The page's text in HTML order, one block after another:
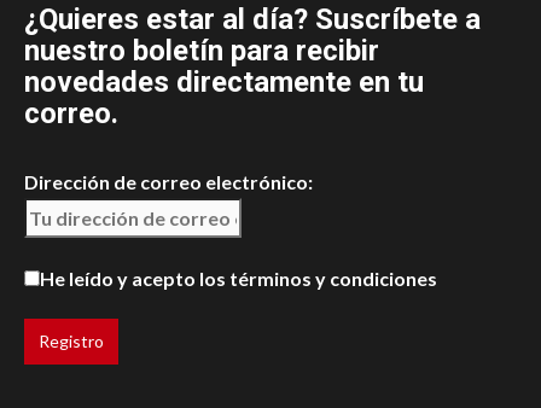
¿Quieres estar al día? Suscríbete a
nuestro boletín para recibir
novedades directamente en tu
correo.
Dirección de correo electrónico:
He leído y acepto los términos y condiciones